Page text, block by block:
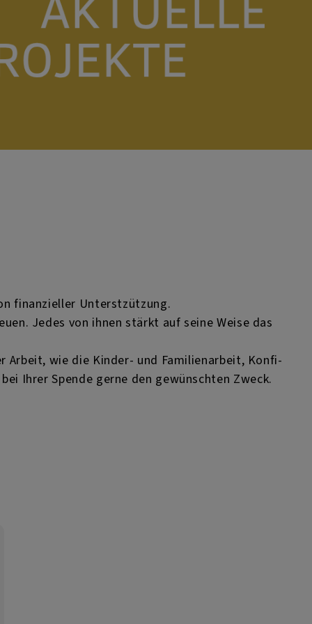
finanzieller Unterstzützung.
Jedes von ihnen stärkt auf seine Weise das
Arbeit, wie die Kinder- und Familienarbeit, Konfi-
Ihrer Spende gerne den gewünschten Zweck.